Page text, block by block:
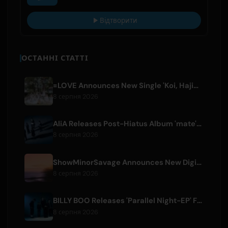
Відтворити
ОСТАННІ СТАТТІ
=LOVE Announces New Single 'Koi, Hajimemashita.' and Tokyo Dome Concerts
AliA Releases Post-Hiatus Album 'mate', Announces Tokyo Live
ShowMinorSavage Announces New Digital Single 'Gradation'
BILLY BOO Releases 'Parallel Night-EP' Featuring TV Drama Theme Song